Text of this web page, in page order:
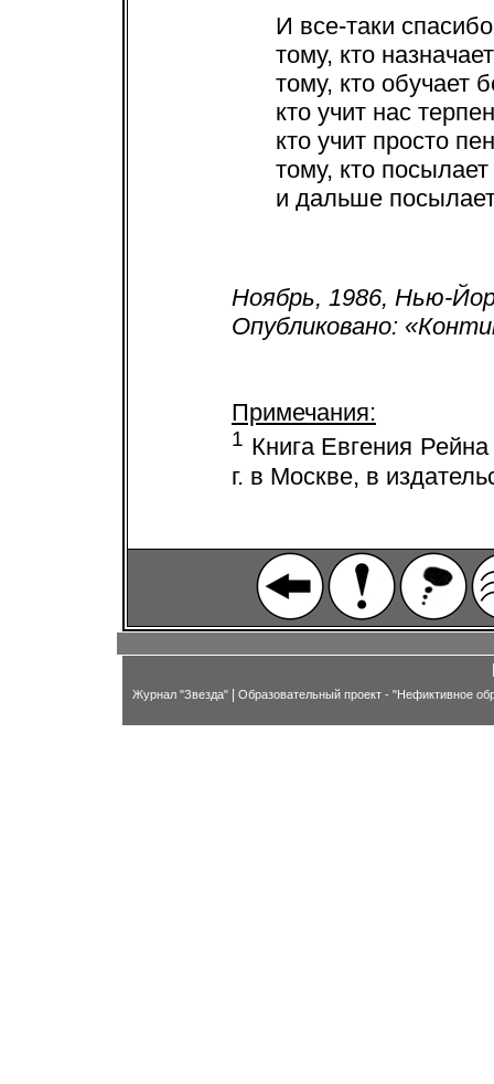
И все-таки
тому, кто
тому, кто обучает
кто учит нас
кто учит просто
тому, кто
и дальше
Ноябрь, 1986, Нью-
Опубликовано:
Примечания:
1 Книга Евгения
г. в Москве, в
Журнал "Звезда" Образовательный проект - "Нефиктивное